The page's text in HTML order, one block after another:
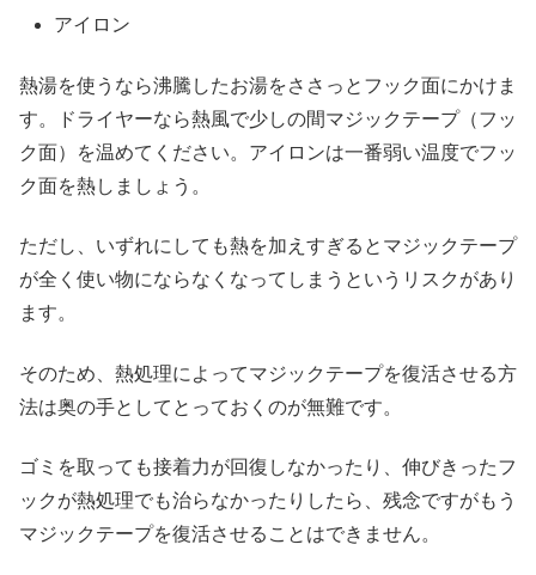
アイロン
熱湯を使うなら沸騰したお湯をささっとフック面にかけま
す。ドライヤーなら熱風で少しの間マジックテープ（フッ
ク面）を温めてください。アイロンは一番弱い温度でフッ
ク面を熱しましょう。
ただし、いずれにしても熱を加えすぎるとマジックテープ
が全く使い物にならなくなってしまうというリスクがあり
ます。
そのため、熱処理によってマジックテープを復活させる方
法は奥の手としてとっておくのが無難です。
ゴミを取っても接着力が回復しなかったり、伸びきったフ
ックが熱処理でも治らなかったりしたら、残念ですがもう
マジックテープを復活させることはできません。